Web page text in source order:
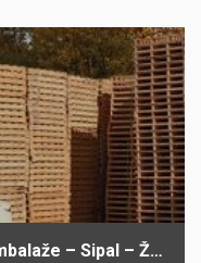
Proizvodnja paleta i drvene ambalaže – Sipal – Žabalj